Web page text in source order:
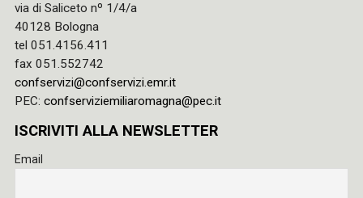
via di Saliceto nº 1/4/a
40128 Bologna
tel 051.4156.411
fax 051.552742
confservizi@confservizi.emr.it
PEC: confserviziemiliaromagna@pec.it
ISCRIVITI ALLA NEWSLETTER
Email